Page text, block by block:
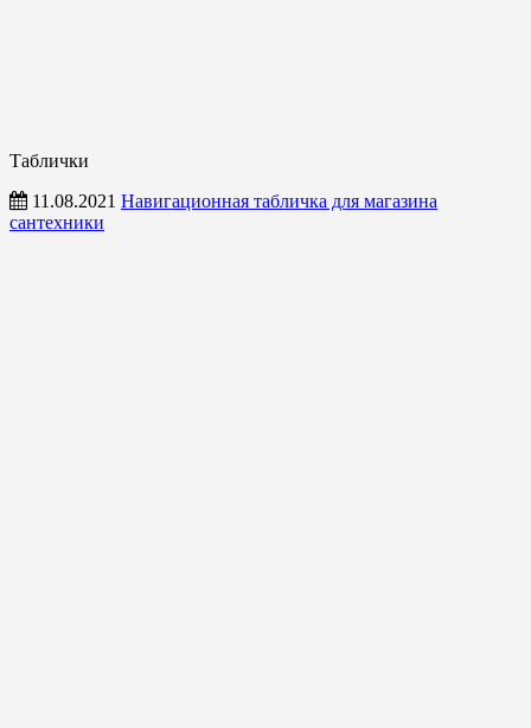
Таблички
11.08.2021 Навигационная табличка для магазина
сантехники